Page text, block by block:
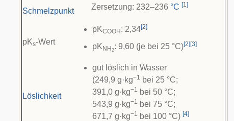
Schmelzpunkt Zersetzung: 232–236 °C [1]
pKs-Wert
pKCOOH : 2,34[2]
pK NH 2: 9,60 (je bei 25 °C)[2] [3]
Löslichkeit
gut löslich in Wasser
(249,9 g·kg−1 bei 25 °C;
391,0 g·kg−1 bei 50 °C;
543,9 g·kg−1 bei 75 °C;
671,7 g·kg−1 bei 100 °C) [4]